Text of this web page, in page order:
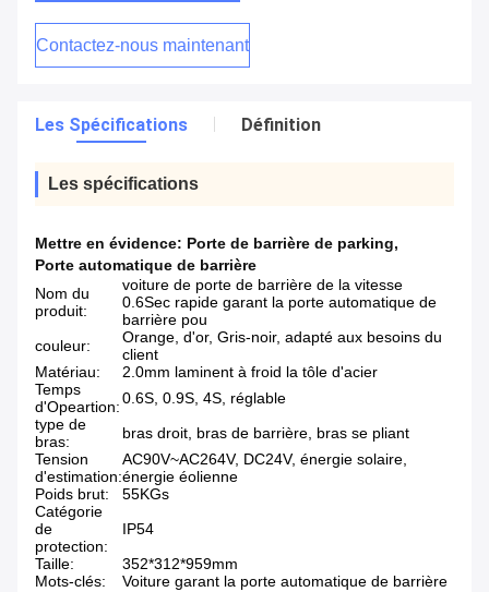
Contactez-nous maintenant
Les Spécifications Définition
Les spécifications
Mettre en évidence: Porte de barrière de parking,
Porte automatique de barrière
Nom du
produit:
voiture de porte de barrière de la vitesse
0.6Sec rapide garant la porte automatique de
barrière pou
couleur:
Orange, d'or, Gris-noir, adapté aux besoins du
client
Matériau:
2.0mm laminent à froid la tôle d'acier
Temps
d'Opeartion:0.6S, 0.9S, 4S, réglable
type de
bras:
bras droit, bras de barrière, bras se pliant
Tension
d'estimation:
AC90V~AC264V, DC24V, énergie solaire,
énergie éolienne
Poids brut:
55KGs
Catégorie
de
protection:
IP54
Taille:
352*312*959mm
Mots-clés:
Voiture garant la porte automatique de barrière